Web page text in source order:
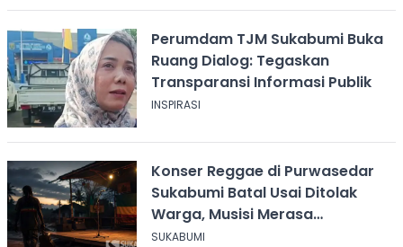
Perumdam TJM Sukabumi Buka
Ruang Dialog: Tegaskan
Transparansi Informasi Publik
INSPIRASI
Konser Reggae di Purwasedar
Sukabumi Batal Usai Ditolak
Warga, Musisi Merasa
Didiskreditkan
SUKABUMI